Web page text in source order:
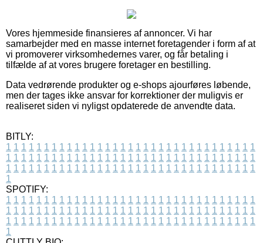
Vores hjemmeside finansieres af annoncer. Vi har
samarbejder med en masse internet foretagender i form af at
vi promoverer virksomhedernes varer, og får betaling i
tilfælde af at vores brugere foretager en bestilling.
Data vedrørende produkter og e-shops ajourføres løbende,
men der tages ikke ansvar for korrektioner der muligvis er
realiseret siden vi nyligst opdaterede de anvendte data.
BITLY:
1 1 1 1 1 1 1 1 1 1 1 1 1 1 1 1 1 1 1 1 1 1 1 1 1 1 1 1 1 1 1 1 1
1 1 1 1 1 1 1 1 1 1 1 1 1 1 1 1 1 1 1 1 1 1 1 1 1 1 1 1 1 1 1 1 1
1 1 1 1 1 1 1 1 1 1 1 1 1 1 1 1 1 1 1 1 1 1 1 1 1 1 1 1 1 1 1 1 1
1
SPOTIFY:
1 1 1 1 1 1 1 1 1 1 1 1 1 1 1 1 1 1 1 1 1 1 1 1 1 1 1 1 1 1 1 1 1
1 1 1 1 1 1 1 1 1 1 1 1 1 1 1 1 1 1 1 1 1 1 1 1 1 1 1 1 1 1 1 1 1
1 1 1 1 1 1 1 1 1 1 1 1 1 1 1 1 1 1 1 1 1 1 1 1 1 1 1 1 1 1 1 1 1
1